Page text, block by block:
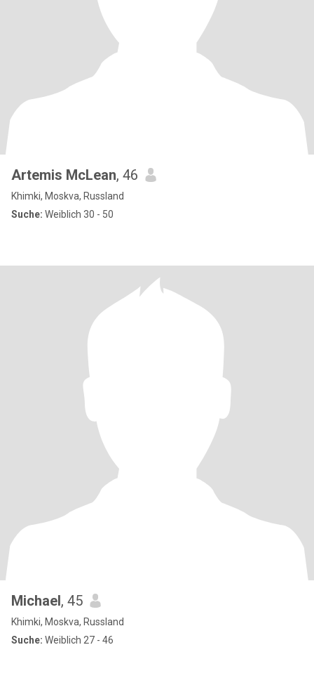
Artemis McLean, 46
Khimki, Moskva, Russland
Suche: Weiblich 30 - 50
Michael, 45
Khimki, Moskva, Russland
Suche: Weiblich 27 - 46